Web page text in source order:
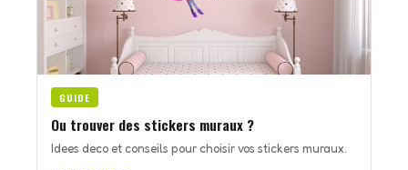
GUIDE
Ou trouver des stickers muraux ?
Idees deco et conseils pour choisir vos stickers muraux.